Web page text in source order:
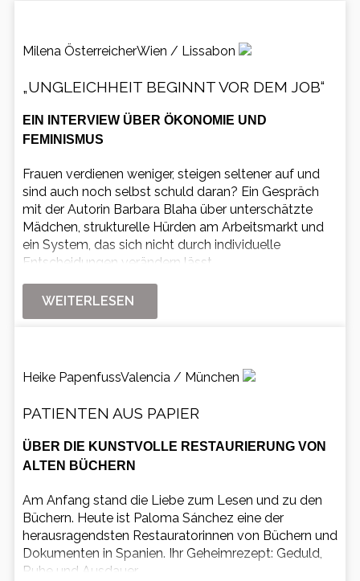
Milena ÖsterreicherWien / Lissabon
„UNGLEICHHEIT BEGINNT VOR DEM JOB“
EIN INTERVIEW ÜBER ÖKONOMIE UND
FEMINISMUS
Frauen verdienen weniger, steigen seltener auf und
sind auch noch selbst schuld daran? Ein Gespräch
mit der Autorin Barbara Blaha über unterschätzte
Mädchen, strukturelle Hürden am Arbeitsmarkt und
ein System, das sich nicht durch individuelle
Entscheidungen verändern lässt.
WEITERLESEN
Heike PapenfussValencia / München
PATIENTEN AUS PAPIER
ÜBER DIE KUNSTVOLLE RESTAURIERUNG VON
ALTEN BÜCHERN
Am Anfang stand die Liebe zum Lesen und zu den
Büchern. Heute ist Paloma Sánchez eine der
herausragendsten Restauratorinnen von Büchern und
Dokumenten in Spanien. Ihr Geheimrezept: Geduld,
Ruhe und Ausdauer.